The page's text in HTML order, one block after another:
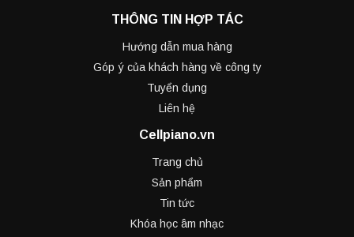
THÔNG TIN HỢP TÁC
Hướng dẫn mua hàng
Góp ý của khách hàng về công ty
Tuyển dụng
Liên hệ
Cellpiano.vn
Trang chủ
Sản phẩm
Tin tức
Khóa học âm nhạc